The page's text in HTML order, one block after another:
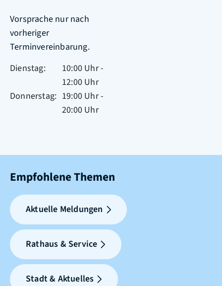
Vorsprache nur nach
vorheriger
Terminvereinbarung.
Dienstag
10:00 Uhr-
12:00 Uhr
Donnerstag
19:00 Uhr-
20:00 Uhr
Empfohlene Themen
Aktuelle Meldungen
Rathaus & Service
Stadt & Aktuelles